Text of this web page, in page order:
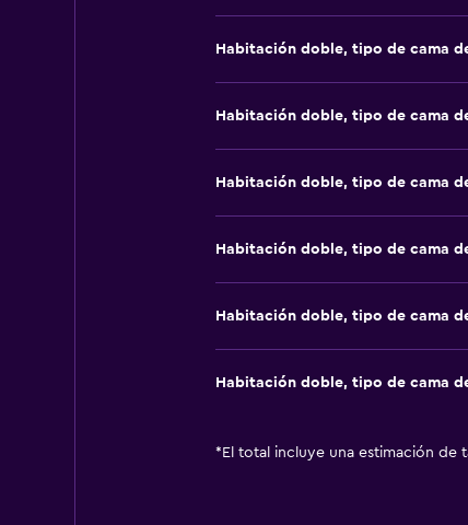
Habitación doble, tipo de cama
Habitación doble, tipo de cama
Habitación doble, tipo de cama
Habitación doble, tipo de cama
Habitación doble, tipo de cama
Habitación doble, tipo de cama
* El total incluye una estimación de